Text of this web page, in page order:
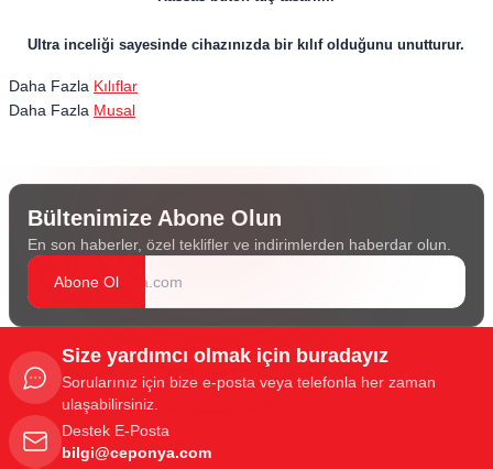
Ultra inceliği sayesinde cihazınızda bir kılıf olduğunu unutturur.
Daha Fazla Kılıflar
Daha Fazla Musal
Bültenimize Abone Olun
En son haberler, özel teklifler ve indirimlerden haberdar olun.
Abone Ol
Size yardımcı olmak için buradayız
Sorularınız için bize e-posta veya telefonla her zaman
ulaşabilirsiniz.
Destek E-Posta
bilgi@ceponya.com